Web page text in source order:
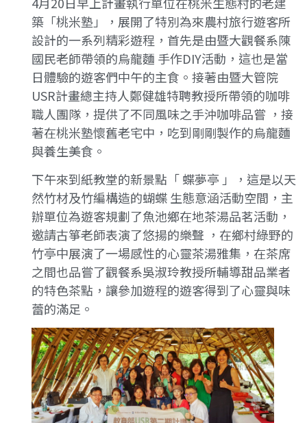
築「桃米塾」，展開了特別為來農村旅行遊客所
設計的一系列精彩遊程，首先是由暨大觀餐系陳
國民老師帶領的烏龍麵 手作DIY活動，這也是當
日體驗的遊客們中午的主食。接著由暨大管院
USR計畫總主持人鄭健雄特聘教授所帶領的咖啡
職人團隊，提供了不同風味之手沖咖啡品嘗 ，接
著在桃米塾懷舊老宅中，吃到剛剛製作的烏龍麵
與養生美食。
下午來到紙教堂的新景點「 蝶夢亭 」，這是以天
然竹材及竹編構造的蝴蝶 生態意涵活動空間，主
辦單位為遊客規劃了魚池鄉在地茶湯品茗活動，
邀請古箏老師表演了悠揚的樂聲 ，在鄉村綠野的
竹亭中展演了一場感性的心靈茶湯雅集，在茶席
之間也品嘗了觀餐系吳淑玲教授所輔導甜品業者
的特色茶點，讓參加遊程的遊客得到了心靈與味
蕾的滿足。